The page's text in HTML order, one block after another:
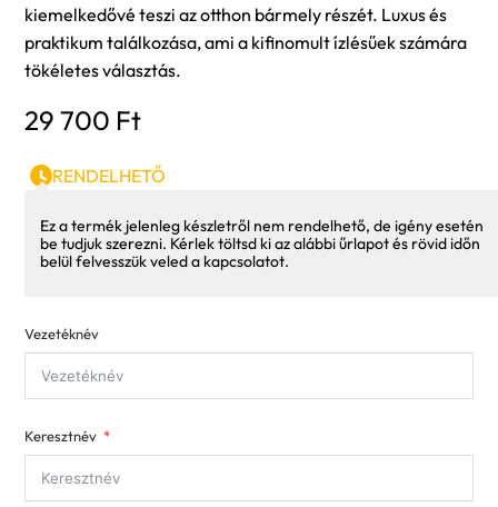
kiemelkedővé teszi az otthon bármely részét. Luxus és
praktikum találkozása, ami a kifinomult ízlésűek számára
tökéletes választás.
29 700 Ft
RENDELHETŐ
Ez a termék jelenleg készletről nem rendelhető, de igény esetén
be tudjuk szerezni. Kérlek töltsd ki az alábbi űrlapot és rövid időn
belül felvesszük veled a kapcsolatot.
Vezetéknév
Keresztnév